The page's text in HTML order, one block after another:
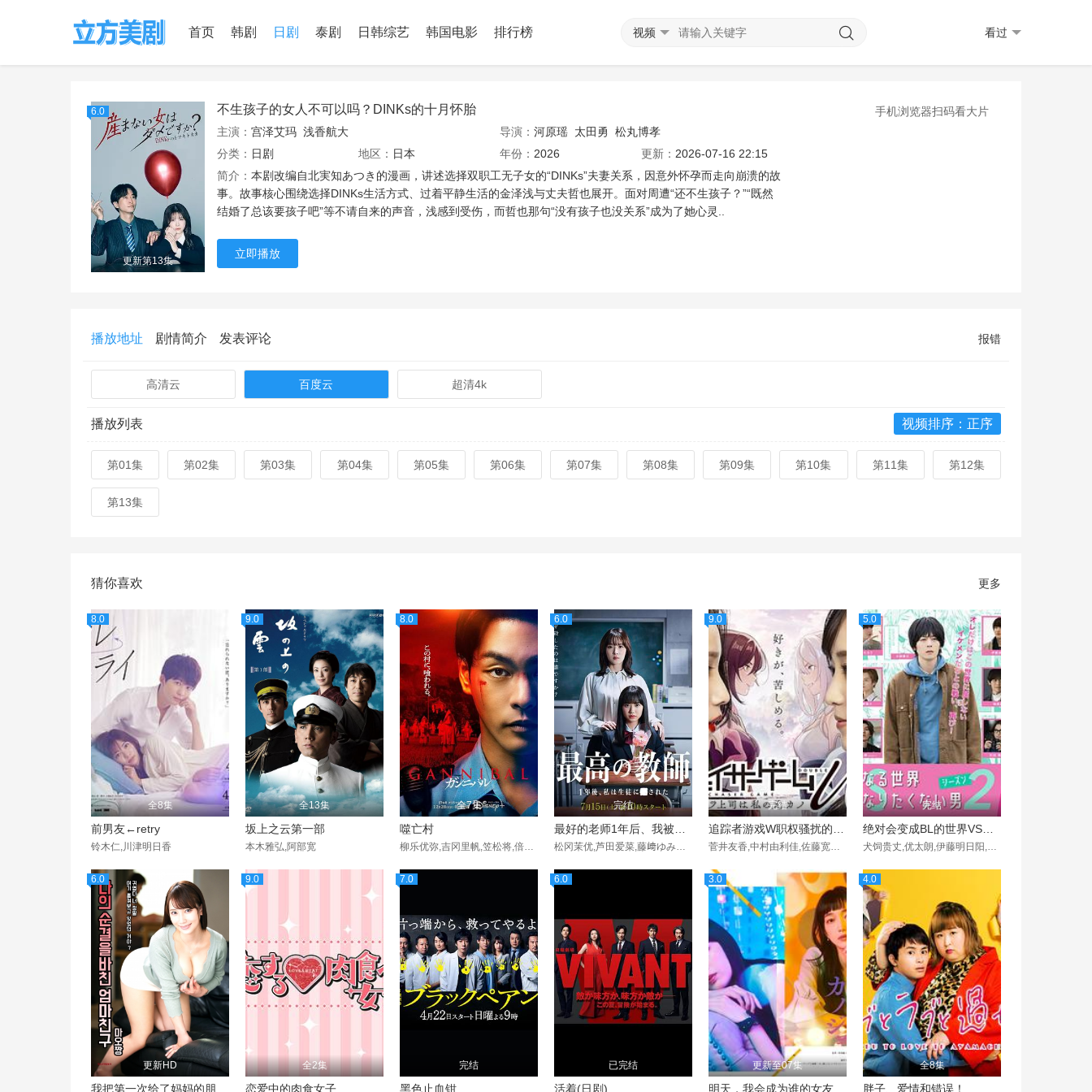
首页 韩剧 日剧 泰剧 日韩综艺 韩国电影 排行榜 视频 看过
6.0
更新第13集
不生孩子的女人不可以吗？DINKs的十月怀胎
主演： 宫泽艾玛 浅香航大 导演： 河原瑶 太田勇 松丸博孝
分类： 日剧 地区： 日本 年份： 2026 更新： 2026-07-16 22:15
简介： 本剧改编自北実知あつき的漫画，讲述选择双职工无子女的“DINKs”夫妻关系，因意外怀孕而走向崩溃的故
事。故事核心围绕选择DINKs生活方式、过着平静生活的金泽浅与丈夫哲也展开。面对周遭“还不生孩子？”“既然
结婚了总该要孩子吧”等不请自来的声音，浅感到受伤，而哲也那句“没有孩子也没关系”成为了她心灵..
立即播放
手机浏览器扫码看大片
播放地址 剧情简介 发表评论 报错
高清云 百度云 超清4k
播放列表 视频排序：正序
第01集 第02集 第03集 第04集 第05集 第06集 第07集 第08集 第09集 第10集 第11集 第12集
第13集
猜你喜欢 更多
8.0
全8集
前男友←retry
铃木仁,川津明日香
9.0
全13集
坂上之云第一部
本木雅弘,阿部宽
8.0
全7集
噬亡村
柳乐优弥,吉冈里帆,笠松将,倍赏美津子,高杉真宙,六角精儿,杉田雷麟,吉原光夫,中村祐太郎,酒向芳,志水心音,中村梅雀,北香那
6.0
完结
松冈茉优,芦田爱菜,藤﨑ゆみあ,莉子,山时聪真,本田仁美,丈太郎,田锅梨梨花,藤嶋花音,岡井みおん,浅野竣哉,当真亚美,加藤清史郎,橘优辉,洼冢爱流,柿原玲佳,岩瀬洋志,寺本莉绪,茅岛水树,田牧空,萩原护,山下幸辉,のせりん,奥平大兼,白仓碧空,福崎那由他,詩羽,川本光贵,阪本飒希,夏生大湖,田中美久
9.0
完结
菅井友香,中村由利佳,佐藤宽太,菊地姬奈,椛岛光,花柳のぞみ,うらじ,Nuno Uraji,金田哲,池田良,胜村政信
5.0
完结
犬饲贵丈,优太朗,伊藤明日阳,盐野瑛久
6.0
更新HD
9.0
全2集
恋爱中的肉食女子
7.0
完结
黑色止血钳
6.0
已完结
活着(日剧)
3.0
更新至07集
4.0
全8集
胖子、爱情和错误！